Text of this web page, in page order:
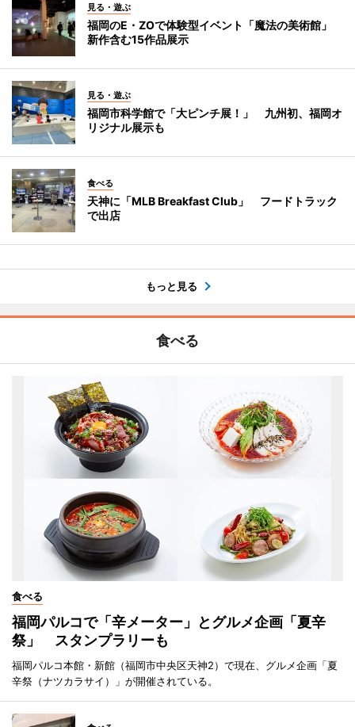
見る・遊ぶ
福岡のE・ZOで体験型イベント「魔法の美術館」
新作含む15作品展示
見る・遊ぶ
福岡市科学館で「大ピンチ展！」 九州初、福岡オ
リジナル展示も
食べる
天神に「MLB Breakfast Club」 フードトラック
で出店
もっと見る
食べる
食べる
福岡パルコで「辛メーター」とグルメ企画「夏辛
祭」 スタンプラリーも
福岡パルコ本館・新館（福岡市中央区天神2）で現在、グルメ企画「夏
辛祭（ナツカラサイ）」が開催されている。